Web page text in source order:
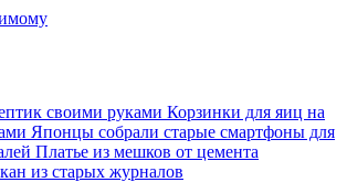
своими руками Корзинки для яиц на
Японцы собрали старые смартфоны для
Платье из мешков от цемента
из старых журналов